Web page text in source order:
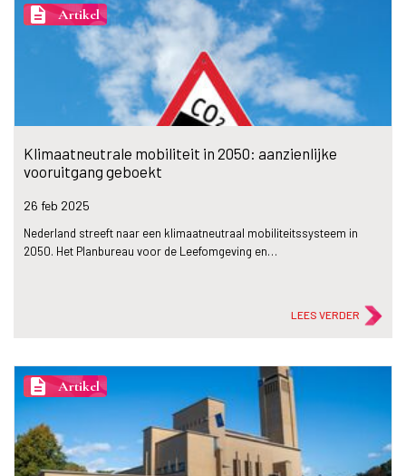
description Artikel
Klimaatneutrale mobiliteit in 2050: aanzienlijke
vooruitgang geboekt
26 feb 2025
Nederland streeft naar een klimaatneutraal mobiliteitssysteem in
2050. Het Planbureau voor de Leefomgeving en…
LEES VERDER
description Artikel